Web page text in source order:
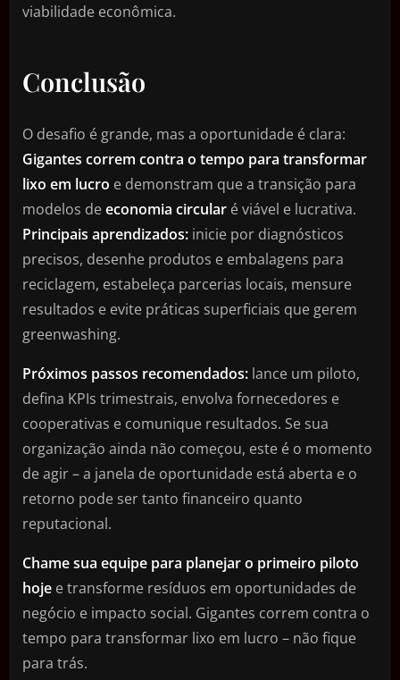
viabilidade econômica.
Conclusão
O desafio é grande, mas a oportunidade é clara:
Gigantes correm contra o tempo para transformar
lixo em lucro e demonstram que a transição para
modelos deeconomia circular é viável e lucrativa.
Principais aprendizados: inicie por diagnósticos
precisos, desenhe produtos e embalagens para
reciclagem, estabeleça parcerias locais, mensure
resultados e evite práticas superficiais que gerem
greenwashing.
Próximos passos recomendados: lance um piloto,
defina KPIs trimestrais, envolva fornecedores e
cooperativas e comunique resultados. Se sua
organização ainda não começou, este é o momento
de agir – a janela de oportunidade está aberta e o
retorno pode ser tanto financeiro quanto
reputacional.
Chame sua equipe para planejar o primeiro piloto
hoje e transforme resíduos em oportunidades de
negócio e impacto social. Gigantes correm contra o
tempo para transformar lixo em lucro – não fique
para trás.